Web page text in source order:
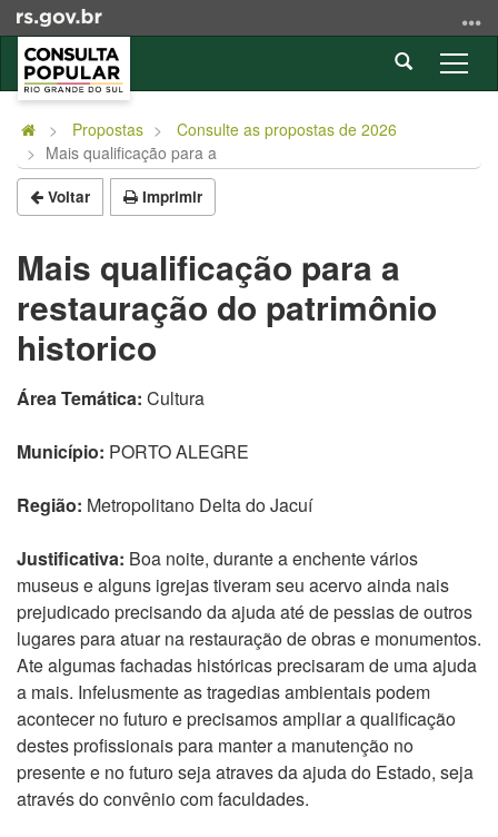
para
conteúdo
para
menu
para
busca
a
Abrir
a
Início
conteúdo
Propostas
Consulte as propostas de 2026
Mais qualificação para a
Voltar Imprimir
Mais qualificação para a
restauração do patrimônio
historico
Área Temática: Cultura
Município: PORTO ALEGRE
Região: Metropolitano Delta do Jacuí
Justificativa: Boa noite, durante a enchente vários
museus e alguns igrejas tiveram seu acervo ainda nais
prejudicado precisando da ajuda até de pessias de outros
lugares para atuar na restauração de obras e monumentos.
Ate algumas fachadas históricas precisaram de uma ajuda
a mais. Infelusmente as tragedias ambientais podem
acontecer no futuro e precisamos ampliar a qualificação
destes profissionais para manter a manutenção no
presente e no futuro seja atraves da ajuda do Estado, seja
através do convênio com faculdades.